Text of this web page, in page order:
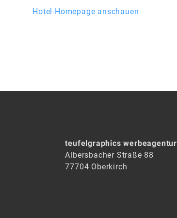
Hotel-Homepage anschauen
teufelgraphics werbeagentur
Albersbacher Straße 88
77704 Oberkirch